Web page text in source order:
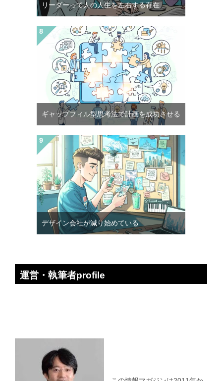
リーダーって人の人生を左右する存在
ギャップフィル型思考法で計画を成功させる
デザイン会社が減り始めている
運営・執筆者profile